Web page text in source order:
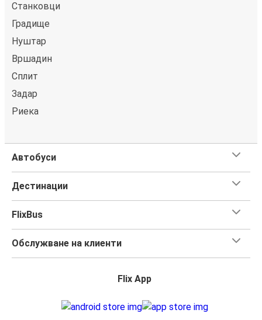
Станковци
Градище
Нуштар
Bршадин
Сплит
Задар
Риека
Автобуси
Дестинации
FlixBus
Обслужване на клиенти
Flix App